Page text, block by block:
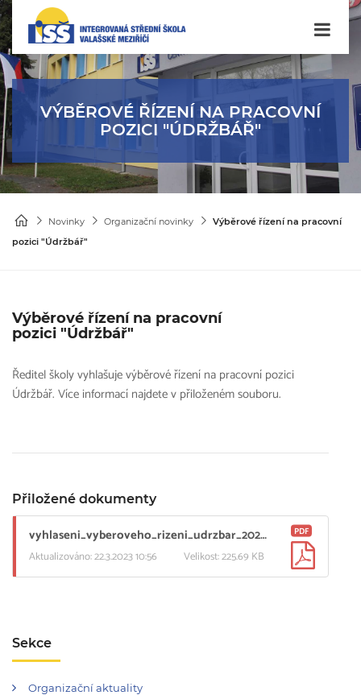
VÝBĚROVÉ ŘÍZENÍ NA PRACOVNÍ
POZICI "ÚDRŽBÁŘ"
Novinky Organizační novinky
Výběrové řízení na pracovní
pozici "Údržbář"
Výběrové řízení na pracovní
pozici "Údržbář"
Ředitel školy vyhlašuje výběrové řízení na pracovní pozici
Údržbář. Více informací najdete v přiloženém souboru.
Přiložené dokumenty
vyhlaseni_vyberoveho_rizeni_udrzbar_2023.pdf
Aktualizováno: 22.3.2023 10:56 Velikost: 225.69 KB
PDF
Sekce
Organizační aktuality